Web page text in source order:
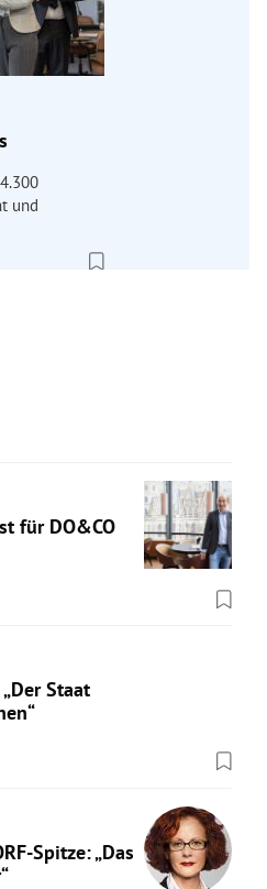
und
für DO&CO
Staat
Spitze: „Das